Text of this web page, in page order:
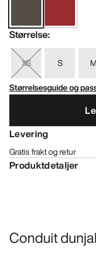
Størrelse:
XS S M
Størrelsesguide og
Levering
Gratis frakt og retur
Produktdetaljer
Conduit